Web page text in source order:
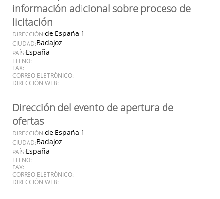
información adicional sobre proceso de
licitación
DIRECCIÓN:de España 1
CIUDAD:Badajoz
PAÍS:España
TLFNO:
FAX:
CORREO ELETRÓNICO:
DIRECCIÓN WEB:
Dirección del evento de apertura de
ofertas
DIRECCIÓN:de España 1
CIUDAD:Badajoz
PAÍS:España
TLFNO:
FAX:
CORREO ELETRÓNICO:
DIRECCIÓN WEB: